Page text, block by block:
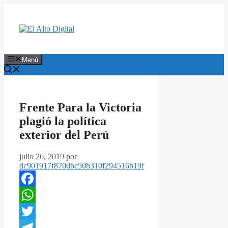
contenido
Menú
Frente Para la Victoria
plagió la política
exterior del Perú
julio 26, 2019 por
dc901917f870dbc50b310f294516b19f
Facebook
WhatsApp